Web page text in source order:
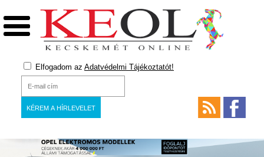
Elfogadom az Adatvédelmi Tájékoztatót!